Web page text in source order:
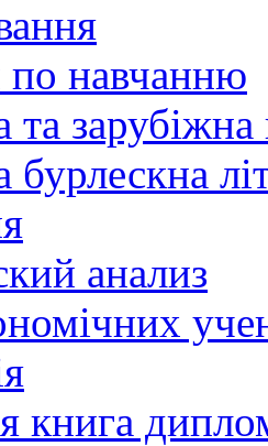
по навчанню
та зарубіжна
бурлескна
анализ
книга